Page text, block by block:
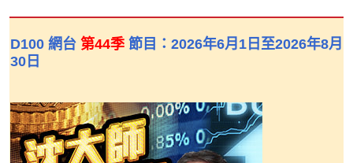
D100 網台 第44季 節目：2026年6月1日至2026年8月
30日